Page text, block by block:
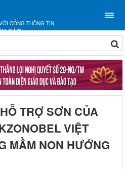
CỔNG THÔNG TIN
CÁT
TRỢ SƠN CỦA
VIỆT
MẦM NON HƯỚNG